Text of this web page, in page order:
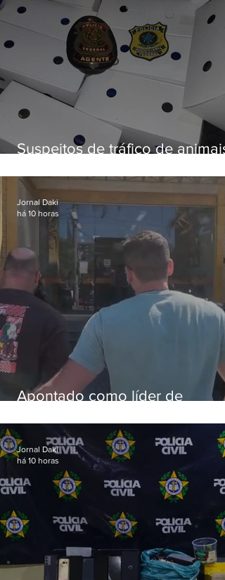
Suspeitos de tráfico de animais
aves
Apontado como líder de
aposentados é preso
Jornal Daki
há 10 horas
Jornal Daki
há 10 horas